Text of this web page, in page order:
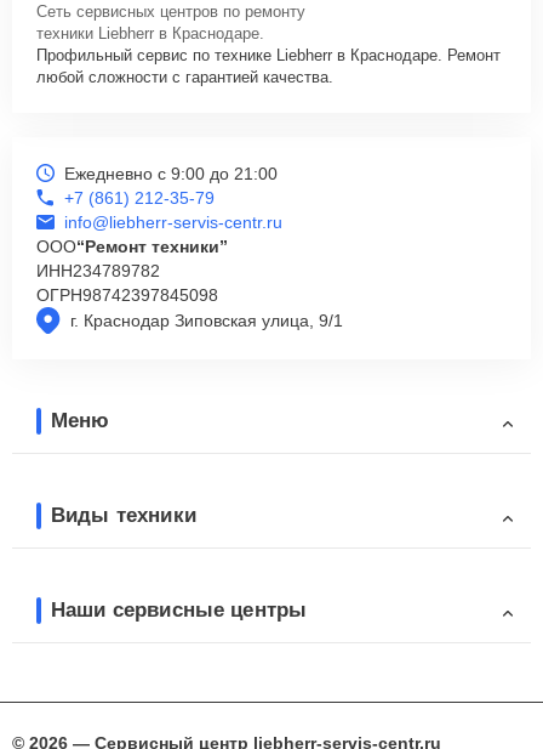
Сеть сервисных центров по ремонту
техники Liebherr в Краснодаре.
Профильный сервис по технике Liebherr в Краснодаре. Ремонт
любой сложности с гарантией качества.
г. Краснодар Зиповская улица, 9/1
Ежедневно с 9:00 до 21:00
+7 (861) 212-35-79
info@liebherr-servis-centr.ru
ООО“Ремонт техники”
ИНН234789782
ОГРН98742397845098
Меню
Виды техники
Наши сервисные центры
© 2026 — Сервисный центр liebherr-servis-centr.ru